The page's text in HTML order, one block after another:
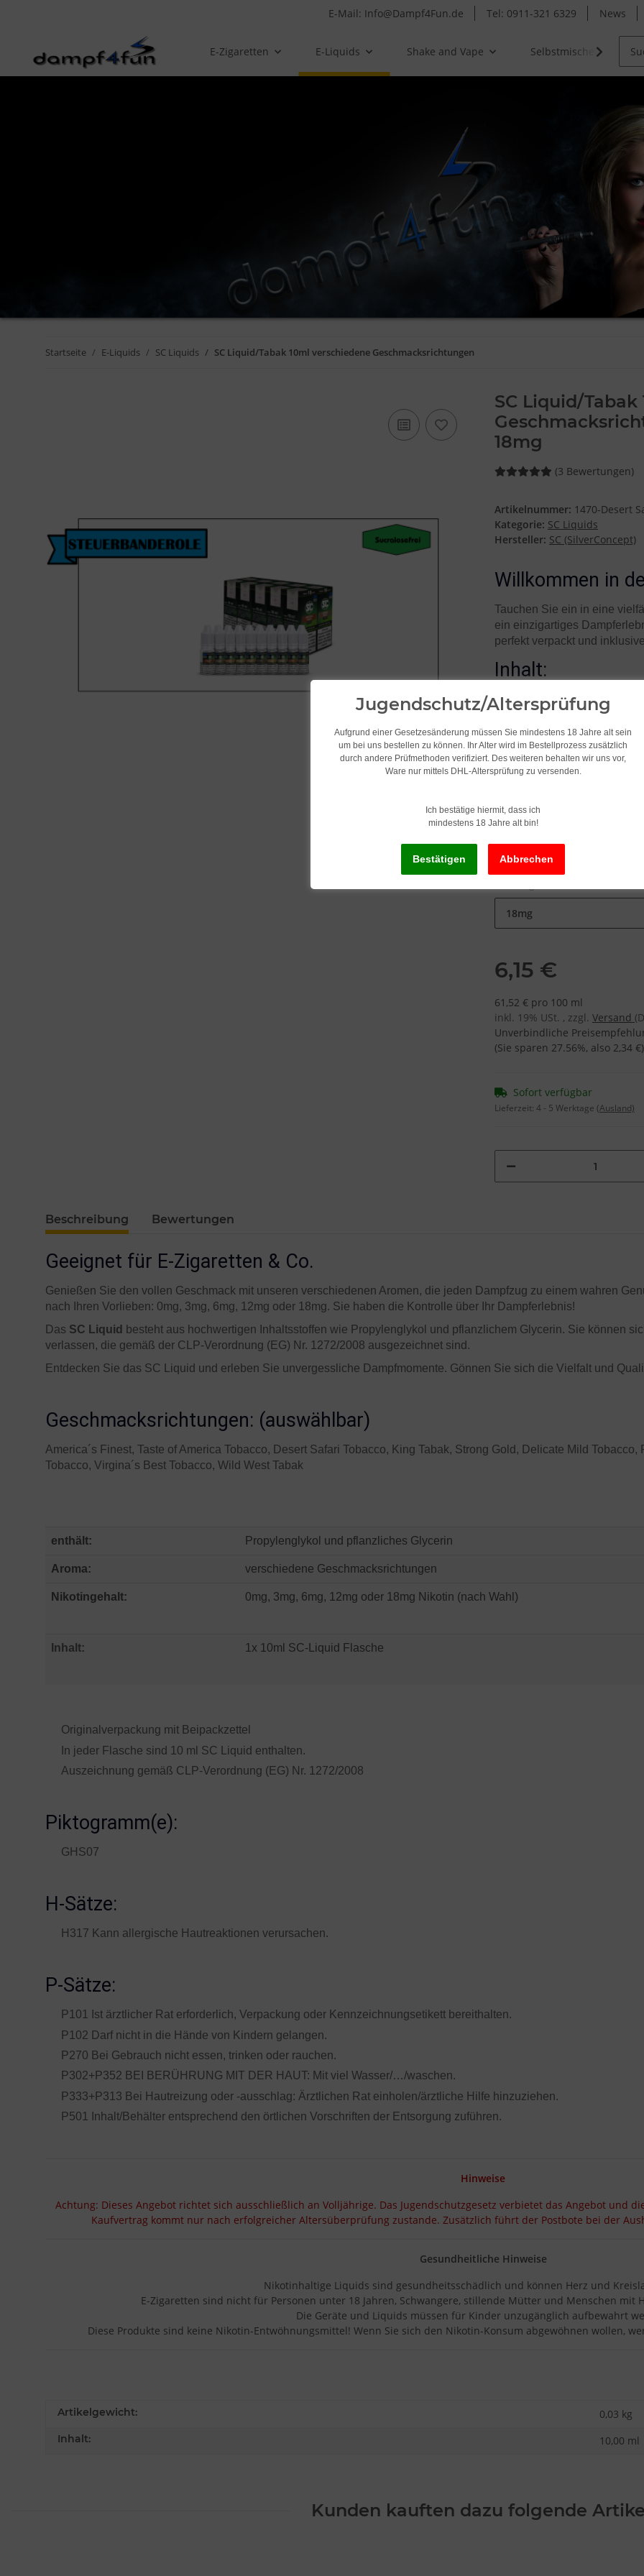
E-Mail: Info@Dampf4Fun.de Tel: 0911-321 6329 News
E-Zigaretten E-Liquids Shake and Vape Selbstmischer
Startseite E-Liquids SC Liquids SC Liquid/Tabak 10ml verschiedene Geschmacksrichtungen
SC Liquid/
18mg
(3 Bewertungen)
Artikelnummer: 1470-Desert
Kategorie: SC Liquids
Hersteller: SC (SilverConcept)
Willkommen in
Tauchen Sie ein in eine
ein einzigartiges
perfekt verpackt und
Inhalt:
1x 10ml SC-Liquid Flasche
Originalverpackung mit
Geschmack
18mg
6,15 €
61,52 € pro 100 ml
inkl. 19% USt. , zzgl. Versand
Unverbindliche
(Sie sparen 27.56%, also 2,34 €)
Sofort verfügbar
Lieferzeit: 4 - 5 Werktage (Ausland)
Beschreibung Bewertungen
Geeignet für E-Zigaretten & Co.
Genießen Sie den vollen Geschmack mit unseren verschiedenen Aromen, die jeden Dampfzug zu einem wahren
nach Ihren Vorlieben: 0mg, 3mg, 6mg, 12mg oder 18mg. Sie haben die Kontrolle über Ihr Dampferlebnis!
Das SC Liquid
besteht aus hochwertigen Inhaltsstoffen wie Propylenglykol und pflanzlichem Glycerin. Sie können
verlassen, die gemäß der CLP-Verordnung (EG) Nr. 1272/2008 ausgezeichnet sind.
Entdecken Sie das SC Liquid und erleben Sie unvergessliche Dampfmomente. Gönnen Sie sich die Vielfalt und
Geschmacksrichtungen: (auswählbar)
America´s Finest, Taste of America Tobacco, Desert Safari Tobacco, King Tabak, Strong Gold, Delicate Mild
Tobacco, Virgina´s Best Tobacco, Wild West Tabak
enthält: Propylenglykol und pflanzliches Glycerin
Aroma: verschiedene Geschmacksrichtungen
Nikotingehalt: 0mg, 3mg, 6mg, 12mg oder 18mg Nikotin (nach Wahl)
Inhalt: 1x 10ml SC-Liquid Flasche
Originalverpackung mit Beipackzettel
In jeder Flasche sind 10 ml SC Liquid enthalten.
Auszeichnung gemäß CLP-Verordnung (EG) Nr. 1272/2008
Piktogramm(e):
GHS07
H-Sätze:
H317 Kann allergische Hautreaktionen verursachen.
P-Sätze:
P101 Ist ärztlicher Rat erforderlich, Verpackung oder Kennzeichnungsetikett bereithalten.
P102 Darf nicht in die Hände von Kindern gelangen.
P270 Bei Gebrauch nicht essen, trinken oder rauchen.
P302+P352 BEI BERÜHRUNG MIT DER HAUT: Mit viel Wasser/…/waschen.
P333+P313 Bei Hautreizung oder -ausschlag: Ärztlichen Rat einholen/ärztliche Hilfe hinzuziehen.
P501 Inhalt/Behälter entsprechend den örtlichen Vorschriften der Entsorgung zuführen.
Hinweise
Achtung: Dieses Angebot richtet sich ausschließlich an Volljährige. Das Jugendschutzgesetz verbietet das Angebot und
Kaufvertrag kommt nur nach erfolgreicher Altersüberprüfung zustande. Zusätzlich führt der Postbote bei der
Gesundheitliche Hinweise
Nikotinhaltige Liquids sind gesundheitsschädlich und können Herz und
E-Zigaretten sind nicht für Personen unter 18 Jahren, Schwangere, stillende Mütter und Menschen mit
Die Geräte und Liquids müssen für Kinder unzugänglich aufbewahrt
Diese Produkte sind keine Nikotin-Entwöhnungsmittel! Wenn Sie sich den Nikotin-Konsum abgewöhnen wollen,
Artikelgewicht: 0,03 kg
Inhalt: 10,00 ml
Kunden kauften dazu folgende
Jugendschutz/Altersprüfung
Aufgrund einer Gesetzesänderung müssen Sie mindestens 18 Jahre alt sein
um bei uns bestellen zu können. Ihr Alter wird im Bestellprozess zusätzlich
durch andere Prüfmethoden verifiziert. Des weiteren behalten wir uns vor,
Ware nur mittels DHL-Altersprüfung zu versenden.
Ich bestätige hiermit, dass ich
mindestens 18 Jahre alt bin!